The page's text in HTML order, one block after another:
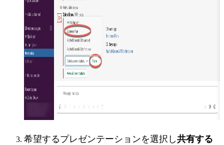
希望するプレゼンテーションを選択し共有する